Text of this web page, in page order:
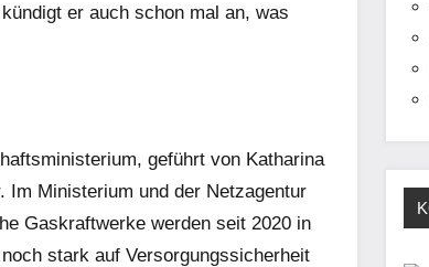
er auch schon mal an, was
geführt von Katharina
Im Ministerium und der Netzagentur
Gaskraftwerke werden seit 2020 in
stark auf Versorgungssicherheit